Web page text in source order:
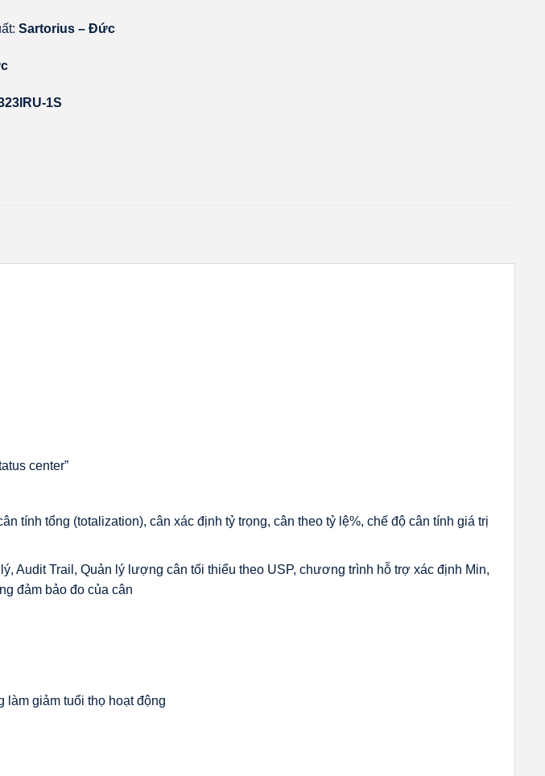
Sartorius – Đức
1S
center”
tính tổng (totalization), cân xác định tỷ trọng, cân theo tỷ lệ%, chế độ cân tính giá trị
Audit Trail, Quản lý lượng cân tối thiểu theo USP, chương trình hỗ trợ xác định Min,
đảm bảo đo của cân
giảm tuổi thọ hoạt động